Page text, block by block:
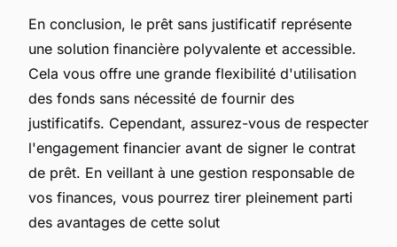
En conclusion, le prêt sans justificatif représente
une solution financière polyvalente et accessible.
Cela vous offre une grande flexibilité d'utilisation
des fonds sans nécessité de fournir des
justificatifs. Cependant, assurez-vous de respecter
l'engagement financier avant de signer le contrat
de prêt. En veillant à une gestion responsable de
vos finances, vous pourrez tirer pleinement parti
des avantages de cette solut